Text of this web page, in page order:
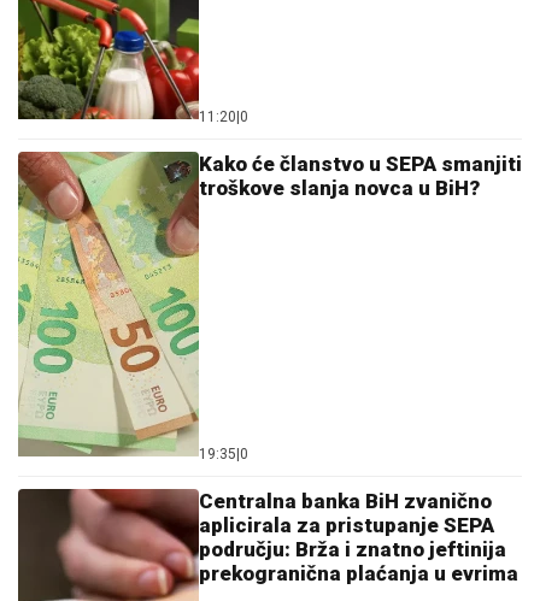
11:20 0
Kako će članstvo u SEPA smanjiti
troškove slanja novca u BiH?
19:35 0
Centralna banka BiH zvanično
aplicirala za pristupanje SEPA
području: Brža i znatno jeftinija
prekogranična plaćanja u evrima